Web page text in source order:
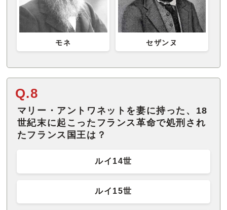
モネ セザンヌ
Q.8
マリー・アントワネットを妻に持った、18
世紀末に起こったフランス革命で処刑され
たフランス国王は？
ルイ14世
ルイ15世